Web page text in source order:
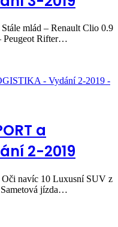
mlád – Renault Clio 0.9
Peugeot Rifter…
a
2-2019
navíc 10 Luxusní SUV z
jízda…